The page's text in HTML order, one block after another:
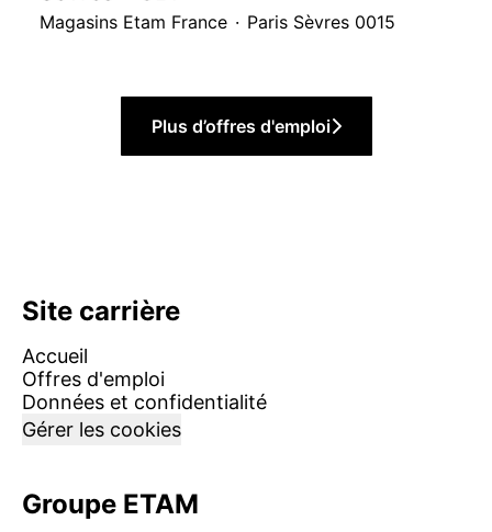
Magasins Etam France · Paris Sèvres 0015
Plus d’offres d'emploi
Site carrière
Accueil
Offres d'emploi
Données et confidentialité
Gérer les cookies
Groupe ETAM